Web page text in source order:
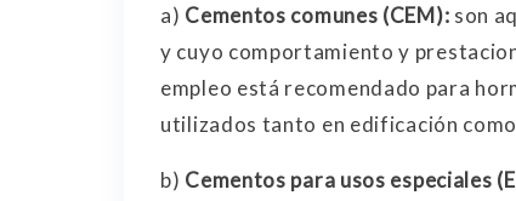
a) Cementos comunes (CEM): son
y cuyo comportamiento y
empleo está recomendado para
utilizados tanto en edificación
b) Cementos para usos especiales